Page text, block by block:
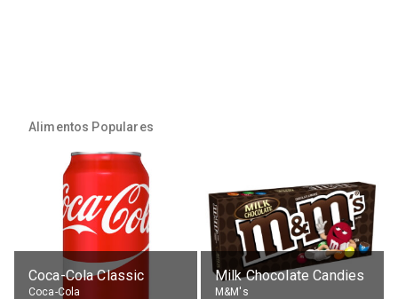
Alimentos Populares
Coca-Cola Classic
Coca-Cola
Milk Chocolate Candies
M&M's